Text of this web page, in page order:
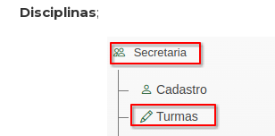
Disciplinas;